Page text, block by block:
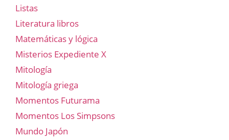
Listas
Literatura libros
Matemáticas y lógica
Misterios Expediente X
Mitología
Mitología griega
Momentos Futurama
Momentos Los Simpsons
Mundo Japón